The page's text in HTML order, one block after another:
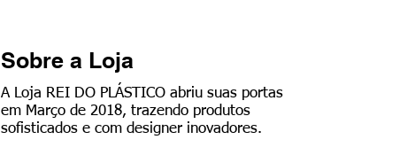
Sobre a Loja
A Loja REI DO PLÁSTICO abriu suas portas
em Março de 2018, trazendo produtos
sofisticados e com designer inovadores.